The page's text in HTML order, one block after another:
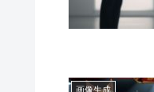
画像生成